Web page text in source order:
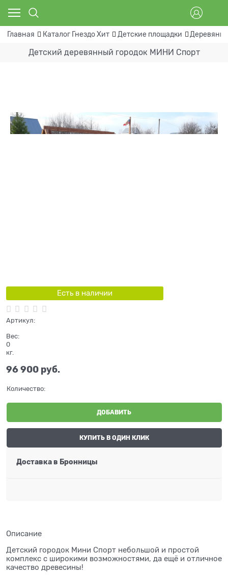
Главная Каталог Гнездо Хит Детские площадки
Детский деревянный городок МИНИ Спорт
Есть в наличии
Артикул:
Вес:
0
кг.
96 900 руб.
Количество:
ДОБАВИТЬ
КУПИТЬ В ОДИН КЛИК
Доставка в Бронницы
Описание
Детский городок Мини Спорт небольшой и простой
комплекс с широкими возможностями, да ещё и отличное
качество древесины!